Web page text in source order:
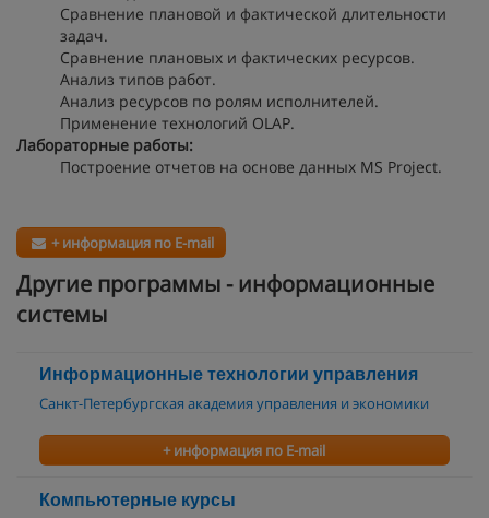
Сравнение плановой и фактической длительности
задач.
Сравнение плановых и фактических ресурсов.
Анализ типов работ.
Анализ ресурсов по ролям исполнителей.
Применение технологий OLAP.
Лабораторные работы:
Построение отчетов на основе данных MS Project.
+ информация по E-mail
Другие программы - информационные
системы
Информационные технологии управления
Санкт-Петербургская академия управления и экономики
+ информация по E-mail
Компьютерные курсы